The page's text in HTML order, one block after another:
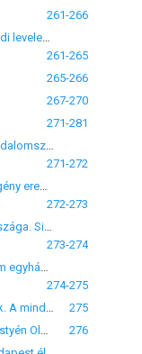
261-266
261-265
265-266
267-270
271-281
271-272
272-273
273-274
274-275
275
276